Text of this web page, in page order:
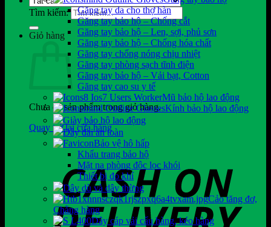
Tìm kiếm:
Giỏ hàng
Chưa có sản phẩm trong giỏ hàng.
Quay trở lại cửa hàng
Găng tay da cho thợ hàn
Găng tay bảo hộ – Chống cắt
Găng tay bảo hộ – Len, sợi, phủ sơn
Găng tay bảo hộ – Chống hóa chất
Găng tay chống nóng chịu nhiệt
Găng tay phòng sạch tĩnh điện
Găng tay bảo hộ – Vải bạt, Cotton
Găng tay cao su y tế
Mũ bảo hộ lao động
Kính bảo hộ lao động
Giày bảo hộ lao động
Dây đai an toàn
Bảo vệ hô hấp
Khẩu trang bảo hộ
Mặt nạ phòng độc lọc khói
Thiết bị đo khí
Dây dù và dây thừng
Cảo tăng đơ,
Chằng hàng
Dây cáp vải cẩu hàng, kéo hàng